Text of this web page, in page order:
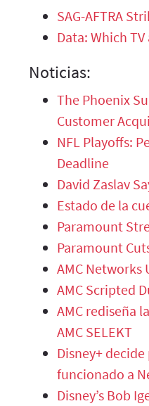
SAG-AFTRA
Data: Which
Noticias:
The Phoenix
Customer
NFL Playoffs:
Deadline
David Zaslav
Estado de la
Paramount
Paramount
AMC Networks
AMC Scripted
AMC rediseña
AMC SELEKT
Disney+
funcionado a
Disney’s Bob